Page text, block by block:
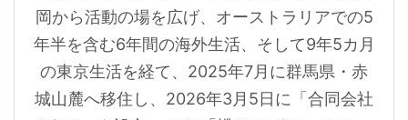
岡から活動の場を広げ、オーストラリアでの5
年半を含む6年間の海外生活、そして9年5カ月
の東京生活を経て、2025年7月に群馬県・赤
城山麓へ移住し、2026年3月5日に「合同会社